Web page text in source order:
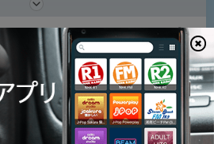
音量 1x
00:00